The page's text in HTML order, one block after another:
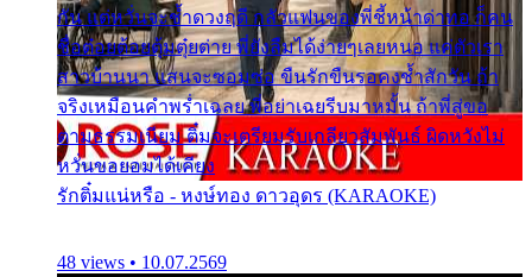
กัน แต่หวั่นจะช้ำดวงฤดี กลัวแฟนของพี่ชี้หน้าด่าทอ ก็คน
ชื่อต๋อยต้อยตุ้มตุ๋ยต่าย พี่ยังลืมได้ง่ายๆเลยหนอ แค่ตัวเรา
สาวบ้านนา แสนจะซอมซ่อ ขืนรักขืนรอคงช้ำสักวัน ถ้า
จริงเหมือนคำพร่ำเฉลย พี่อย่าเฉยรีบมาหมั้น ถ้าพี่สู่ขอ
ตามธรรมเนียม ติ๋มจะเตรียมรับเกลียวสัมพันธ์ ผิดหวังไม่
หวั่นขอยอมได้เคียง
รักติ๋มแน่หรือ - หงษ์ทอง ดาวอุดร (KARAOKE)
48 views • 10.07.2569